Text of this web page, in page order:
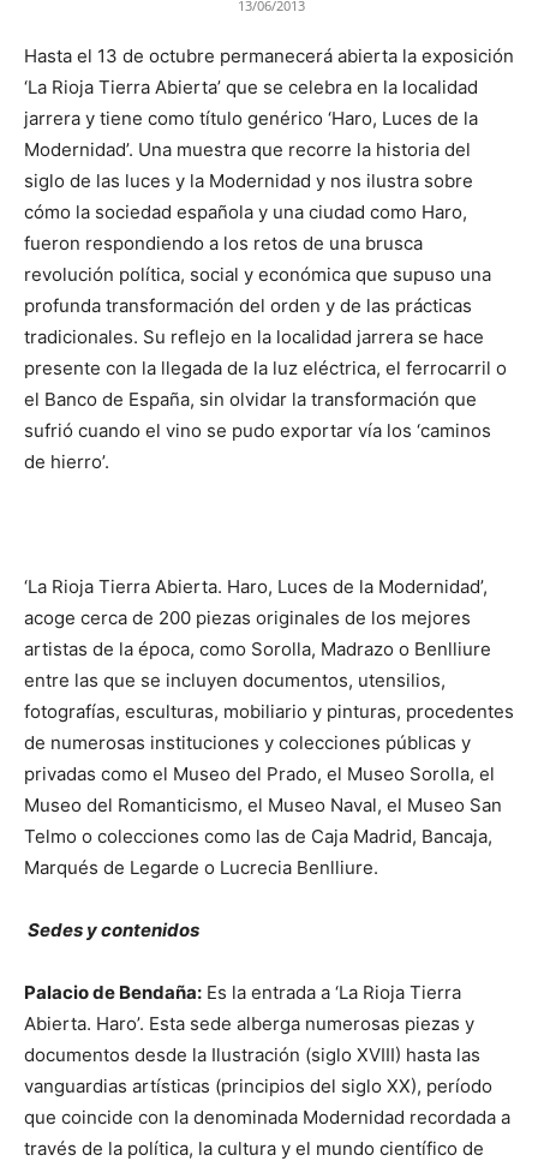
13/06/2013
Hasta el 13 de octubre permanecerá abierta la exposición
‘La Rioja Tierra Abierta’ que se celebra en la localidad
jarrera y tiene como título genérico ‘Haro, Luces de la
Modernidad’. Una muestra que recorre la historia del
siglo de las luces y la Modernidad y nos ilustra sobre
cómo la sociedad española y una ciudad como Haro,
fueron respondiendo a los retos de una brusca
revolución política, social y económica que supuso una
profunda transformación del orden y de las prácticas
tradicionales. Su reflejo en la localidad jarrera se hace
presente con la llegada de la luz eléctrica, el ferrocarril o
el Banco de España, sin olvidar la transformación que
sufrió cuando el vino se pudo exportar vía los ‘caminos
de hierro’.
‘La Rioja Tierra Abierta. Haro, Luces de la Modernidad’,
acoge cerca de 200 piezas originales de los mejores
artistas de la época, como Sorolla, Madrazo o Benlliure
entre las que se incluyen documentos, utensilios,
fotografías, esculturas, mobiliario y pinturas, procedentes
de numerosas instituciones y colecciones públicas y
privadas como el Museo del Prado, el Museo Sorolla, el
Museo del Romanticismo, el Museo Naval, el Museo San
Telmo o colecciones como las de Caja Madrid, Bancaja,
Marqués de Legarde o Lucrecia Benlliure.
Sedes y contenidos
Palacio de Bendaña: Es la entrada a ‘La Rioja Tierra
Abierta. Haro’. Esta sede alberga numerosas piezas y
documentos desde la Ilustración (siglo XVIII) hasta las
vanguardias artísticas (principios del siglo XX), período
que coincide con la denominada Modernidad recordada a
través de la política, la cultura y el mundo científico de